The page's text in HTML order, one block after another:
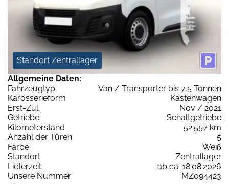
Standort Zentrallager
Allgemeine Daten:
Fahrzeugtyp
Van / Transporter bis 7,5 Tonnen
Karosserieform
Kastenwagen
Erst-Zul.
Nov / 2021
Getriebe
Schaltgetriebe
Kilometerstand
52.557 km
Anzahl der Türen
5
Farbe
Weiß
Standort
Zentrallager
Lieferzeit
ab ca. 18.08.2026
Unsere Nummer
MZ094423